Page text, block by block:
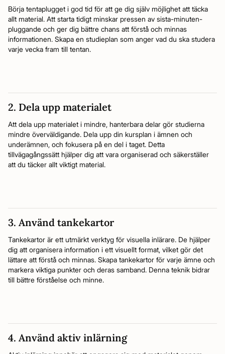
Börja tentaplugget i god tid för att ge dig själv möjlighet att täcka
allt material. Att starta tidigt minskar pressen av sista-minuten-
pluggande och ger dig bättre chans att förstå och minnas
informationen. Skapa en studieplan som anger vad du ska studera
varje vecka fram till tentan.
2. Dela upp materialet
Att dela upp materialet i mindre, hanterbara delar gör studierna
mindre överväldigande. Dela upp din kursplan i ämnen och
underämnen, och fokusera på en del i taget. Detta
tillvägagångssätt hjälper dig att vara organiserad och säkerställer
att du täcker allt viktigt material.
3. Använd tankekartor
Tankekartor är ett utmärkt verktyg för visuella inlärare. De hjälper
dig att organisera information i ett visuellt format, vilket gör det
lättare att förstå och minnas. Skapa tankekartor för varje ämne och
markera viktiga punkter och deras samband. Denna teknik bidrar
till bättre förståelse och minne.
4. Använd aktiv inlärning